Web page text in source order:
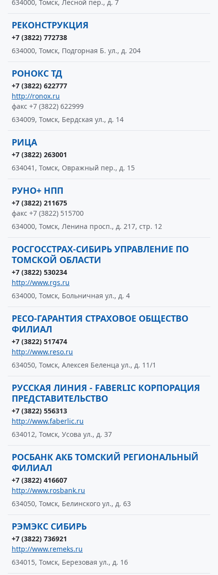
634000, Томск, Лесной пер., д. 7
РЕКОНСТРУКЦИЯ
+7 (3822) 772738
634000, Томск, Подгорная Б. ул., д. 204
РОНОКС ТД
+7 (3822) 622777
http://ronox.ru
факс +7 (3822) 622999
634009, Томск, Бердская ул., д. 14
РИЦА
+7 (3822) 263001
634041, Томск, Овражный пер., д. 15
РУНО+ НПП
+7 (3822) 211675
факс +7 (3822) 515700
634000, Томск, Ленина просп., д. 217, стр. 12
РОСГОССТРАХ-СИБИРЬ УПРАВЛЕНИЕ ПО
ТОМСКОЙ ОБЛАСТИ
+7 (3822) 530234
http://www.rgs.ru
634000, Томск, Больничная ул., д. 4
РЕСО-ГАРАНТИЯ СТРАХОВОЕ ОБЩЕСТВО
ФИЛИАЛ
+7 (3822) 517474
http://www.reso.ru
634050, Томск, Алексея Беленца ул., д. 11/1
РУССКАЯ ЛИНИЯ - FABERLIC КОРПОРАЦИЯ
ПРЕДСТАВИТЕЛЬСТВО
+7 (3822) 556313
http://www.faberlic.ru
634012, Томск, Усова ул., д. 37
РОСБАНК АКБ ТОМСКИЙ РЕГИОНАЛЬНЫЙ
ФИЛИАЛ
+7 (3822) 416607
http://www.rosbank.ru
634050, Томск, Белинского ул., д. 63
РЭМЭКС СИБИРЬ
+7 (3822) 736921
http://www.remeks.ru
634015, Томск, Березовая ул., д. 16